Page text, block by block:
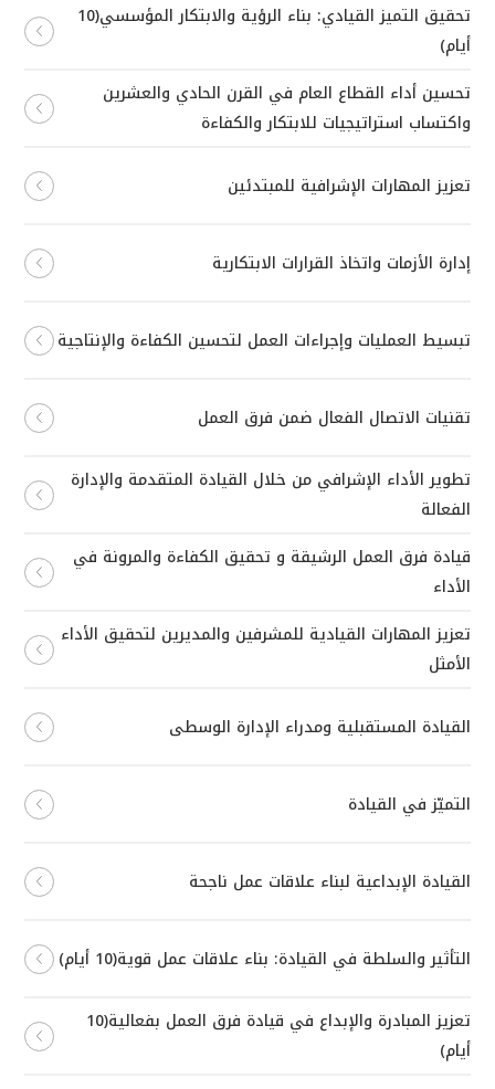
تحقيق التميز القيادي: بناء الرؤية والابتكار المؤسسي(10
أيام)
تحسين أداء القطاع العام في القرن الحادي والعشرين
واكتساب استراتيجيات للابتكار والكفاءة
تعزيز المهارات الإشرافية للمبتدئين
إدارة الأزمات واتخاذ القرارات الابتكارية
تبسيط العمليات وإجراءات العمل لتحسين الكفاءة والإنتاجية
تقنيات الاتصال الفعال ضمن فرق العمل
تطوير الأداء الإشرافي من خلال القيادة المتقدمة والإدارة
الفعالة
قيادة فرق العمل الرشيقة و تحقيق الكفاءة والمرونة في
الأداء
تعزيز المهارات القيادية للمشرفين والمديرين لتحقيق الأداء
الأمثل
القيادة المستقبلية ومدراء الإدارة الوسطى
التميّز في القيادة
القيادة الإبداعية لبناء علاقات عمل ناجحة
التأثير والسلطة في القيادة: بناء علاقات عمل قوية(10 أيام)
تعزيز المبادرة والإبداع في قيادة فرق العمل بفعالية(10
أيام)